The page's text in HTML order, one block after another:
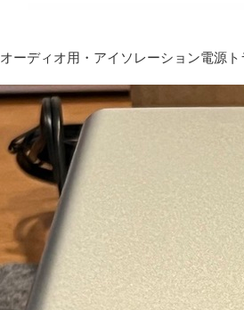
オーディオ用・アイソレーション電源